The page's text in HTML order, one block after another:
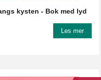
kysten - Bok med lyd
Les mer